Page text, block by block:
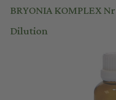
BRYONIA KOMPLEX
Dilution